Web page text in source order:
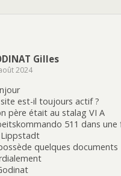
Gilles
2024
est-il toujours actif ?
père était au stalag VI A
511 dans une
quelques documents